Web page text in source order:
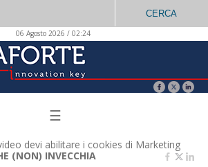
CERCA
06 Agosto 2026 / 02:24
☰
devi abilitare i cookies di Marketing
(NON) INVECCHIA